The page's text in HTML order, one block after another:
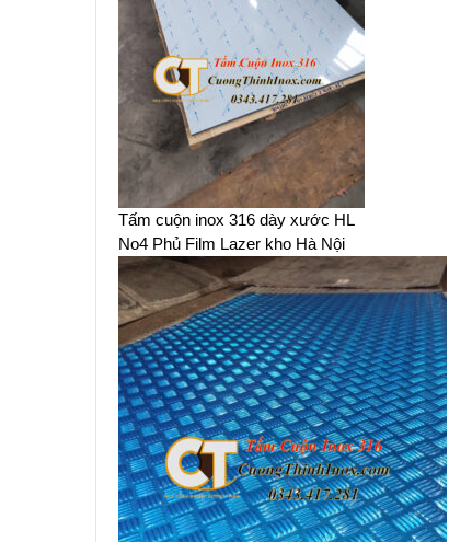
Tấm cuộn inox 316 dày xước HL
No4 Phủ Film Lazer kho Hà Nội